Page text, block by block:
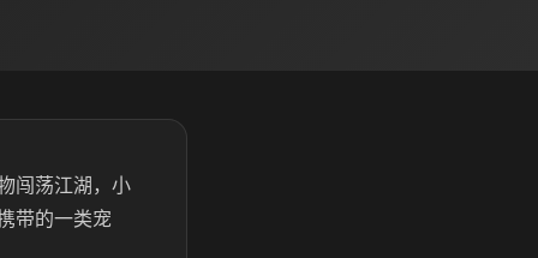
闯荡江湖，小
带的一类宠